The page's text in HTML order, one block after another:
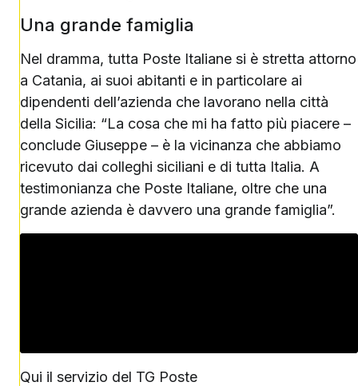
Una grande famiglia
Nel dramma, tutta Poste Italiane si è stretta attorno
a Catania, ai suoi abitanti e in particolare ai
dipendenti dell’azienda che lavorano nella città
della Sicilia: “La cosa che mi ha fatto più piacere –
conclude Giuseppe – è la vicinanza che abbiamo
ricevuto dai colleghi siciliani e di tutta Italia. A
testimonianza che Poste Italiane, oltre che una
grande azienda è davvero una grande famiglia”.
Qui il servizio del TG Poste